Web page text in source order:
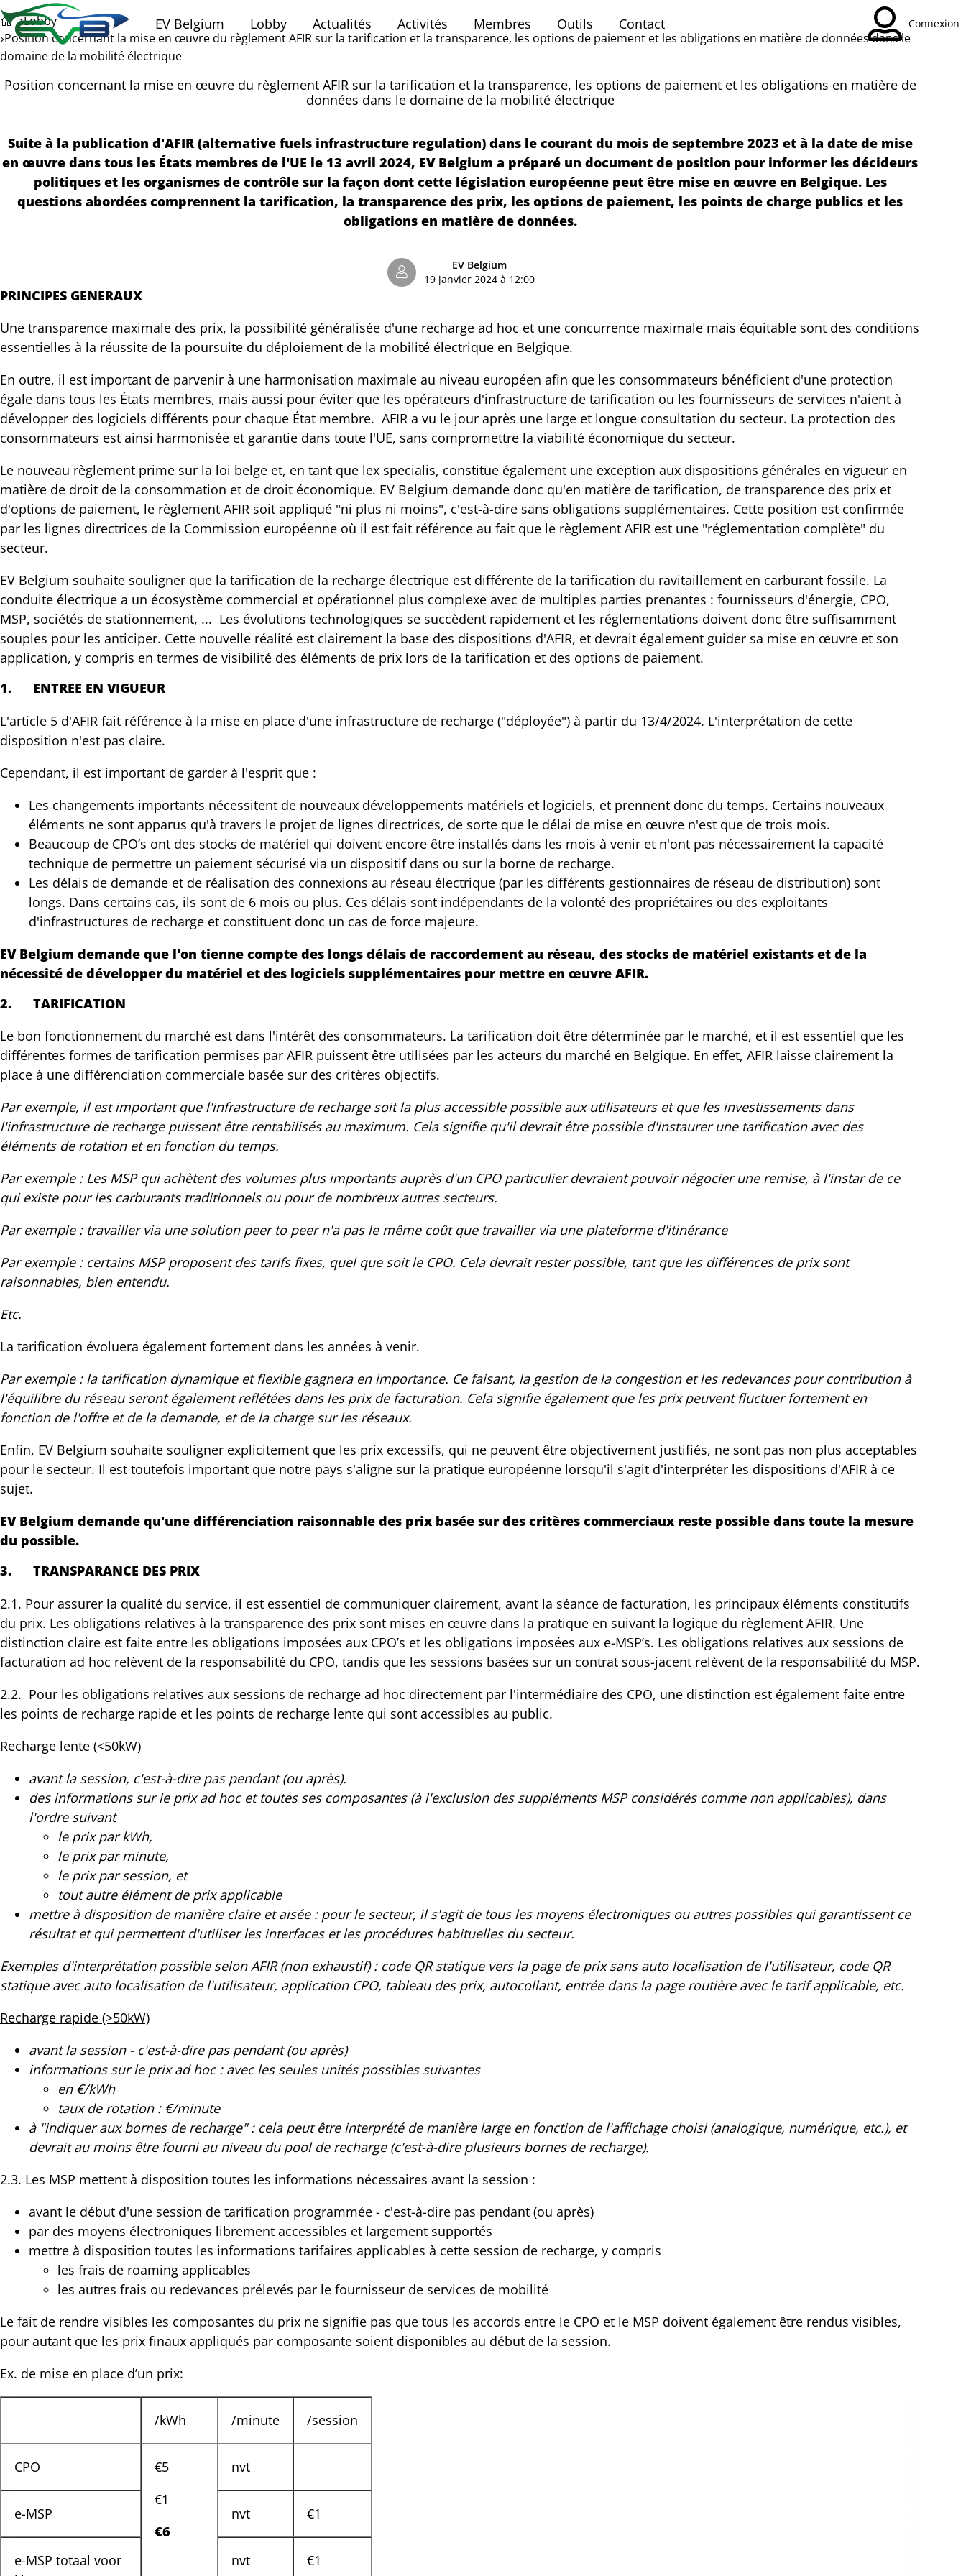
EV Belgium Lobby Actualités Activités Membres Outils Contact Connexion
Lobby
Position concernant la mise en œuvre du règlement AFIR sur la tarification et la transparence, les options de paiement et les obligations en matière de données dans le
domaine de la mobilité électrique
Position concernant la mise en œuvre du règlement AFIR sur la tarification et la transparence, les options de paiement et les obligations en matière de
données dans le domaine de la mobilité électrique
Suite à la publication d'AFIR (alternative fuels infrastructure regulation) dans le courant du mois de septembre 2023 et à la date de mise
en œuvre dans tous les États membres de l'UE le 13 avril 2024, EV Belgium a préparé un document de position pour informer les décideurs
politiques et les organismes de contrôle sur la façon dont cette législation européenne peut être mise en œuvre en Belgique. Les
questions abordées comprennent la tarification, la transparence des prix, les options de paiement, les points de charge publics et les
obligations en matière de données.
EV Belgium
19 janvier 2024 à 12:00
PRINCIPES GENERAUX
Une transparence maximale des prix, la possibilité généralisée d'une recharge ad hoc et une concurrence maximale mais équitable sont des conditions
essentielles à la réussite de la poursuite du déploiement de la mobilité électrique en Belgique.
En outre, il est important de parvenir à une harmonisation maximale au niveau européen afin que les consommateurs bénéficient d'une protection
égale dans tous les États membres, mais aussi pour éviter que les opérateurs d'infrastructure de tarification ou les fournisseurs de services n'aient à
développer des logiciels différents pour chaque État membre. AFIR a vu le jour après une large et longue consultation du secteur. La protection des
consommateurs est ainsi harmonisée et garantie dans toute l'UE, sans compromettre la viabilité économique du secteur.
Le nouveau règlement prime sur la loi belge et, en tant que lex specialis, constitue également une exception aux dispositions générales en vigueur en
matière de droit de la consommation et de droit économique. EV Belgium demande donc qu'en matière de tarification, de transparence des prix et
d'options de paiement, le règlement AFIR soit appliqué "ni plus ni moins", c'est-à-dire sans obligations supplémentaires. Cette position est confirmée
par les lignes directrices de la Commission européenne où il est fait référence au fait que le règlement AFIR est une "réglementation complète" du
secteur.
EV Belgium souhaite souligner que la tarification de la recharge électrique est différente de la tarification du ravitaillement en carburant fossile. La
conduite électrique a un écosystème commercial et opérationnel plus complexe avec de multiples parties prenantes : fournisseurs d'énergie, CPO,
MSP, sociétés de stationnement, ... Les évolutions technologiques se succèdent rapidement et les réglementations doivent donc être suffisamment
souples pour les anticiper. Cette nouvelle réalité est clairement la base des dispositions d'AFIR, et devrait également guider sa mise en œuvre et son
application, y compris en termes de visibilité des éléments de prix lors de la tarification et des options de paiement.
1. ENTREE EN VIGUEUR
L'article 5 d'AFIR fait référence à la mise en place d'une infrastructure de recharge ("déployée") à partir du 13/4/2024. L'interprétation de cette
disposition n'est pas claire.
Cependant, il est important de garder à l'esprit que :
Les changements importants nécessitent de nouveaux développements matériels et logiciels, et prennent donc du temps. Certains nouveaux
éléments ne sont apparus qu'à travers le projet de lignes directrices, de sorte que le délai de mise en œuvre n'est que de trois mois.
Beaucoup de CPO’s ont des stocks de matériel qui doivent encore être installés dans les mois à venir et n'ont pas nécessairement la capacité
technique de permettre un paiement sécurisé via un dispositif dans ou sur la borne de recharge.
Les délais de demande et de réalisation des connexions au réseau électrique (par les différents gestionnaires de réseau de distribution) sont
longs. Dans certains cas, ils sont de 6 mois ou plus. Ces délais sont indépendants de la volonté des propriétaires ou des exploitants
d'infrastructures de recharge et constituent donc un cas de force majeure.
EV Belgium demande que l'on tienne compte des longs délais de raccordement au réseau, des stocks de matériel existants et de la
nécessité de développer du matériel et des logiciels supplémentaires pour mettre en œuvre AFIR.
2. TARIFICATION
Le bon fonctionnement du marché est dans l'intérêt des consommateurs. La tarification doit être déterminée par le marché, et il est essentiel que les
différentes formes de tarification permises par AFIR puissent être utilisées par les acteurs du marché en Belgique. En effet, AFIR laisse clairement la
place à une différenciation commerciale basée sur des critères objectifs.
Par exemple, il est important que l'infrastructure de recharge soit la plus accessible possible aux utilisateurs et que les investissements dans
l'infrastructure de recharge puissent être rentabilisés au maximum. Cela signifie qu'il devrait être possible d'instaurer une tarification avec des
éléments de rotation et en fonction du temps.
Par exemple : Les MSP qui achètent des volumes plus importants auprès d'un CPO particulier devraient pouvoir négocier une remise, à l'instar de ce
qui existe pour les carburants traditionnels ou pour de nombreux autres secteurs.
Par exemple : travailler via une solution peer to peer n'a pas le même coût que travailler via une plateforme d'itinérance
Par exemple : certains MSP proposent des tarifs fixes, quel que soit le CPO. Cela devrait rester possible, tant que les différences de prix sont
raisonnables, bien entendu.
Etc.
La tarification évoluera également fortement dans les années à venir.
Par exemple : la tarification dynamique et flexible gagnera en importance. Ce faisant, la gestion de la congestion et les redevances pour contribution à
l'équilibre du réseau seront également reflétées dans les prix de facturation. Cela signifie également que les prix peuvent fluctuer fortement en
fonction de l'offre et de la demande, et de la charge sur les réseaux.
Enfin, EV Belgium souhaite souligner explicitement que les prix excessifs, qui ne peuvent être objectivement justifiés, ne sont pas non plus acceptables
pour le secteur. Il est toutefois important que notre pays s'aligne sur la pratique européenne lorsqu'il s'agit d'interpréter les dispositions d'AFIR à ce
sujet.
EV Belgium demande qu'une différenciation raisonnable des prix basée sur des critères commerciaux reste possible dans toute la mesure
du possible.
3. TRANSPARANCE DES PRIX
2.1. Pour assurer la qualité du service, il est essentiel de communiquer clairement, avant la séance de facturation, les principaux éléments constitutifs
du prix. Les obligations relatives à la transparence des prix sont mises en œuvre dans la pratique en suivant la logique du règlement AFIR. Une
distinction claire est faite entre les obligations imposées aux CPO’s et les obligations imposées aux e-MSP’s. Les obligations relatives aux sessions de
facturation ad hoc relèvent de la responsabilité du CPO, tandis que les sessions basées sur un contrat sous-jacent relèvent de la responsabilité du MSP.
2.2. Pour les obligations relatives aux sessions de recharge ad hoc directement par l'intermédiaire des CPO, une distinction est également faite entre
les points de recharge rapide et les points de recharge lente qui sont accessibles au public.
Recharge lente (<50kW)
avant la session, c'est-à-dire pas pendant (ou après).
des informations sur le prix ad hoc et toutes ses composantes (à l'exclusion des suppléments MSP considérés comme non applicables), dans
l'ordre suivant
le prix par kWh,
le prix par minute,
le prix par session, et
tout autre élément de prix applicable
mettre à disposition de manière claire et aisée : pour le secteur, il s'agit de tous les moyens électroniques ou autres possibles qui garantissent ce
résultat et qui permettent d'utiliser les interfaces et les procédures habituelles du secteur.
Exemples d'interprétation possible selon AFIR (non exhaustif) : code QR statique vers la page de prix sans auto localisation de l'utilisateur, code QR
statique avec auto localisation de l'utilisateur, application CPO, tableau des prix, autocollant, entrée dans la page routière avec le tarif applicable, etc.
Recharge rapide (>50kW)
avant la session - c'est-à-dire pas pendant (ou après)
informations sur le prix ad hoc : avec les seules unités possibles suivantes
en €/kWh
taux de rotation : €/minute
à "indiquer aux bornes de recharge" : cela peut être interprété de manière large en fonction de l'affichage choisi (analogique, numérique, etc.), et
devrait au moins être fourni au niveau du pool de recharge (c'est-à-dire plusieurs bornes de recharge).
2.3. Les MSP mettent à disposition toutes les informations nécessaires avant la session :
avant le début d'une session de tarification programmée - c'est-à-dire pas pendant (ou après)
par des moyens électroniques librement accessibles et largement supportés
mettre à disposition toutes les informations tarifaires applicables à cette session de recharge, y compris
les frais de roaming applicables
les autres frais ou redevances prélevés par le fournisseur de services de mobilité
Le fait de rendre visibles les composantes du prix ne signifie pas que tous les accords entre le CPO et le MSP doivent également être rendus visibles,
pour autant que les prix finaux appliqués par composante soient disponibles au début de la session.
Ex. de mise en place d’un prix:
/kWh /minute /session
CPO
€5
€1
€6
nvt
e-MSP nvt €1
e-MSP totaal voor
nvt €1